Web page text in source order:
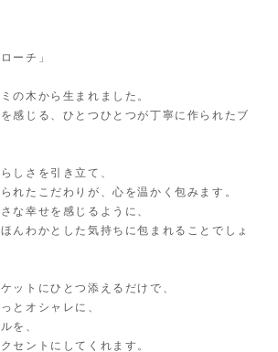
ーチ」
の木から生まれました。
感じる、ひとつひとつが丁寧に作られたブ
しさを引き立て、
れたこだわりが、心を温かく包みます。
な幸せを感じるように、
んわかとした気持ちに包まれることでしょ
ットにひとつ添えるだけで、
とオシャレに、
を、
セントにしてくれます。